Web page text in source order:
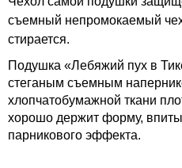
съемный непромокаемый
стирается.
Подушка «Лебяжий пух в
стеганым съемным
хлопчатобумажной ткани
хорошо держит форму,
парникового эффекта.